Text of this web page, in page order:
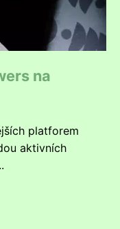
na
platforem
aktivních